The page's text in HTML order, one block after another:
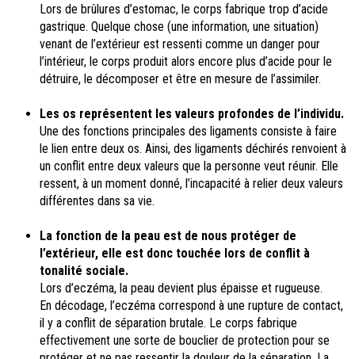
Lors de brûlures d’estomac, le corps fabrique trop d’acide
gastrique. Quelque chose (une information, une situation)
venant de l’extérieur est ressenti comme un danger pour
l’intérieur, le corps produit alors encore plus d’acide pour le
détruire, le décomposer et être en mesure de l’assimiler.
Les os représentent les valeurs profondes de l’individu.
Une des fonctions principales des ligaments consiste à faire
le lien entre deux os. Ainsi, des ligaments déchirés renvoient à
un conflit entre deux valeurs que la personne veut réunir. Elle
ressent, à un moment donné, l’incapacité à relier deux valeurs
différentes dans sa vie.
La fonction de la peau est de nous protéger de
l’extérieur, elle est donc touchée lors de conflit à
tonalité sociale.
Lors d’eczéma, la peau devient plus épaisse et rugueuse.
En décodage, l’eczéma correspond à une rupture de contact,
il y a conflit de séparation brutale. Le corps fabrique
effectivement une sorte de bouclier de protection pour se